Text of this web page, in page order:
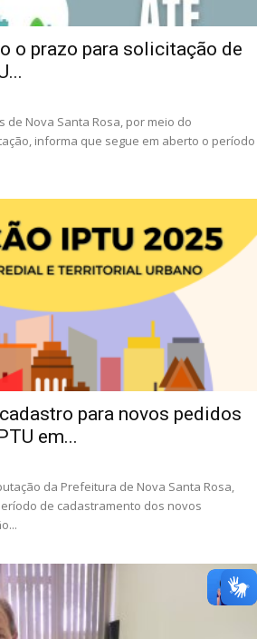
o prazo para solicitação de
de Nova Santa Rosa, por meio do
informa que segue em aberto o período
para novos pedidos
em...
da Prefeitura de Nova Santa Rosa,
de cadastramento dos novos